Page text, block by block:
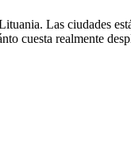
Las ciudades
cuesta realmente